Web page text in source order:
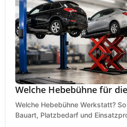
Welche Hebebühne für
Welche Hebebühne Werkstatt?
Bauart, Platzbedarf und